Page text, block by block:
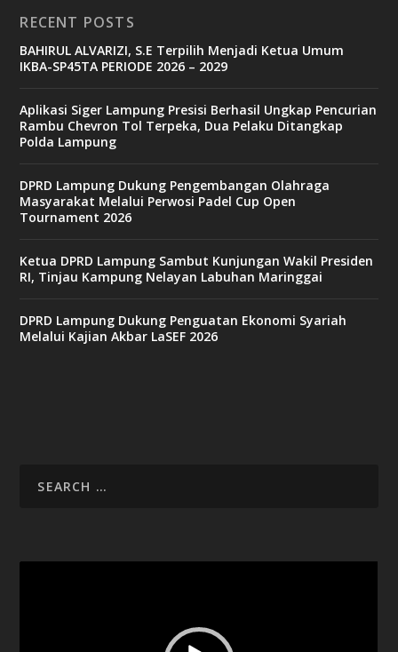
RECENT POSTS
BAHIRUL ALVARIZI, S.E Terpilih Menjadi Ketua Umum
IKBA-SP45TA PERIODE 2026 – 2029
Aplikasi Siger Lampung Presisi Berhasil Ungkap Pencurian
Rambu Chevron Tol Terpeka, Dua Pelaku Ditangkap
Polda Lampung
DPRD Lampung Dukung Pengembangan Olahraga
Masyarakat Melalui Perwosi Padel Cup Open
Tournament 2026
Ketua DPRD Lampung Sambut Kunjungan Wakil Presiden
RI, Tinjau Kampung Nelayan Labuhan Maringgai
DPRD Lampung Dukung Penguatan Ekonomi Syariah
Melalui Kajian Akbar LaSEF 2026